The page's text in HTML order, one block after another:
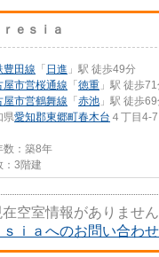
ｒｅｓｉａ
豊田線 「 日進 」駅 徒歩49分
屋市営桜通線 「 徳重 」駅 徒歩
屋市営鶴舞線 「 赤池 」駅 徒歩
県愛知郡東郷町春木台 ４丁目4-7
数：築8年
：3階建
空室情報がありません
ｓｉａへのお問い合わ